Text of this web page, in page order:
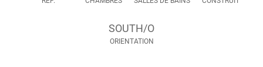
SOUTH/O
ORIENTATION